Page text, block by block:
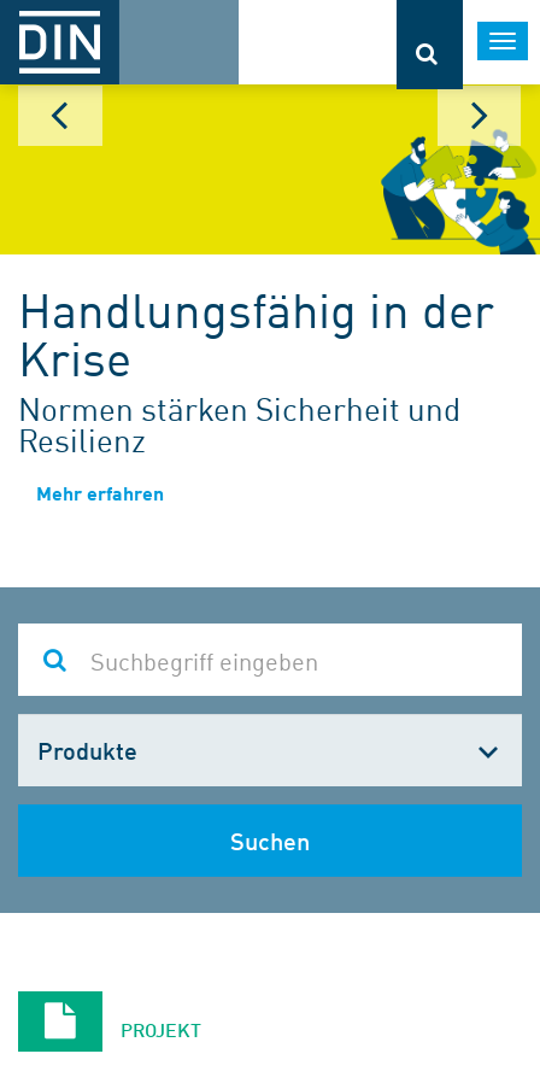
Handlungsfähig in der
Krise
Normen stärken Sicherheit und
Resilienz
Mehr erfahren
wählen
Suchen
PROJEKT